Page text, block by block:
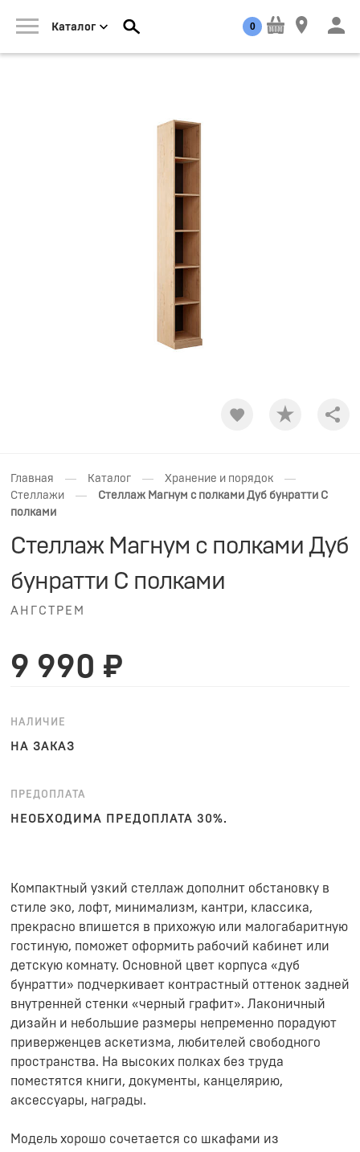
Каталог 0
Главная — Каталог — Хранение и порядок —
Стеллажи —
Стеллаж Магнум с полками Дуб бунратти С
полками
Стеллаж Магнум с полками Дуб
бунратти С полками
АНГСТРЕМ
9 990 ₽
НАЛИЧИЕ
НА ЗАКАЗ
ПРЕДОПЛАТА
НЕОБХОДИМА ПРЕДОПЛАТА 30%.
Компактный узкий стеллаж дополнит обстановку в
стиле эко, лофт, минимализм, кантри, классика,
прекрасно впишется в прихожую или малогабаритную
гостиную, поможет оформить рабочий кабинет или
детскую комнату. Основной цвет корпуса «дуб
бунратти» подчеркивает контрастный оттенок задней
внутренней стенки «черный графит». Лаконичный
дизайн и небольшие размеры непременно порадуют
приверженцев аскетизма, любителей свободного
пространства. На высоких полках без труда
поместятся книги, документы, канцелярию,
аксессуары, награды.
Модель хорошо сочетается со шкафами из